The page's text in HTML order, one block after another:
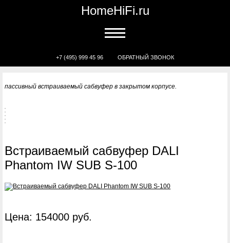
HomeHiFi.ru
+7 (495) 999 45 96 ОБРАТНЫЙ ЗВОНОК
пассивный встраиваемый сабвуфер в закрытом корпусе.
Встраиваемый сабвуфер DALI
Phantom IW SUB S-100
Цена: 154000 руб.